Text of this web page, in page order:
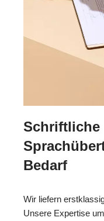
Schriftliche
Bedarf
Wir liefern
Unsere Expertise